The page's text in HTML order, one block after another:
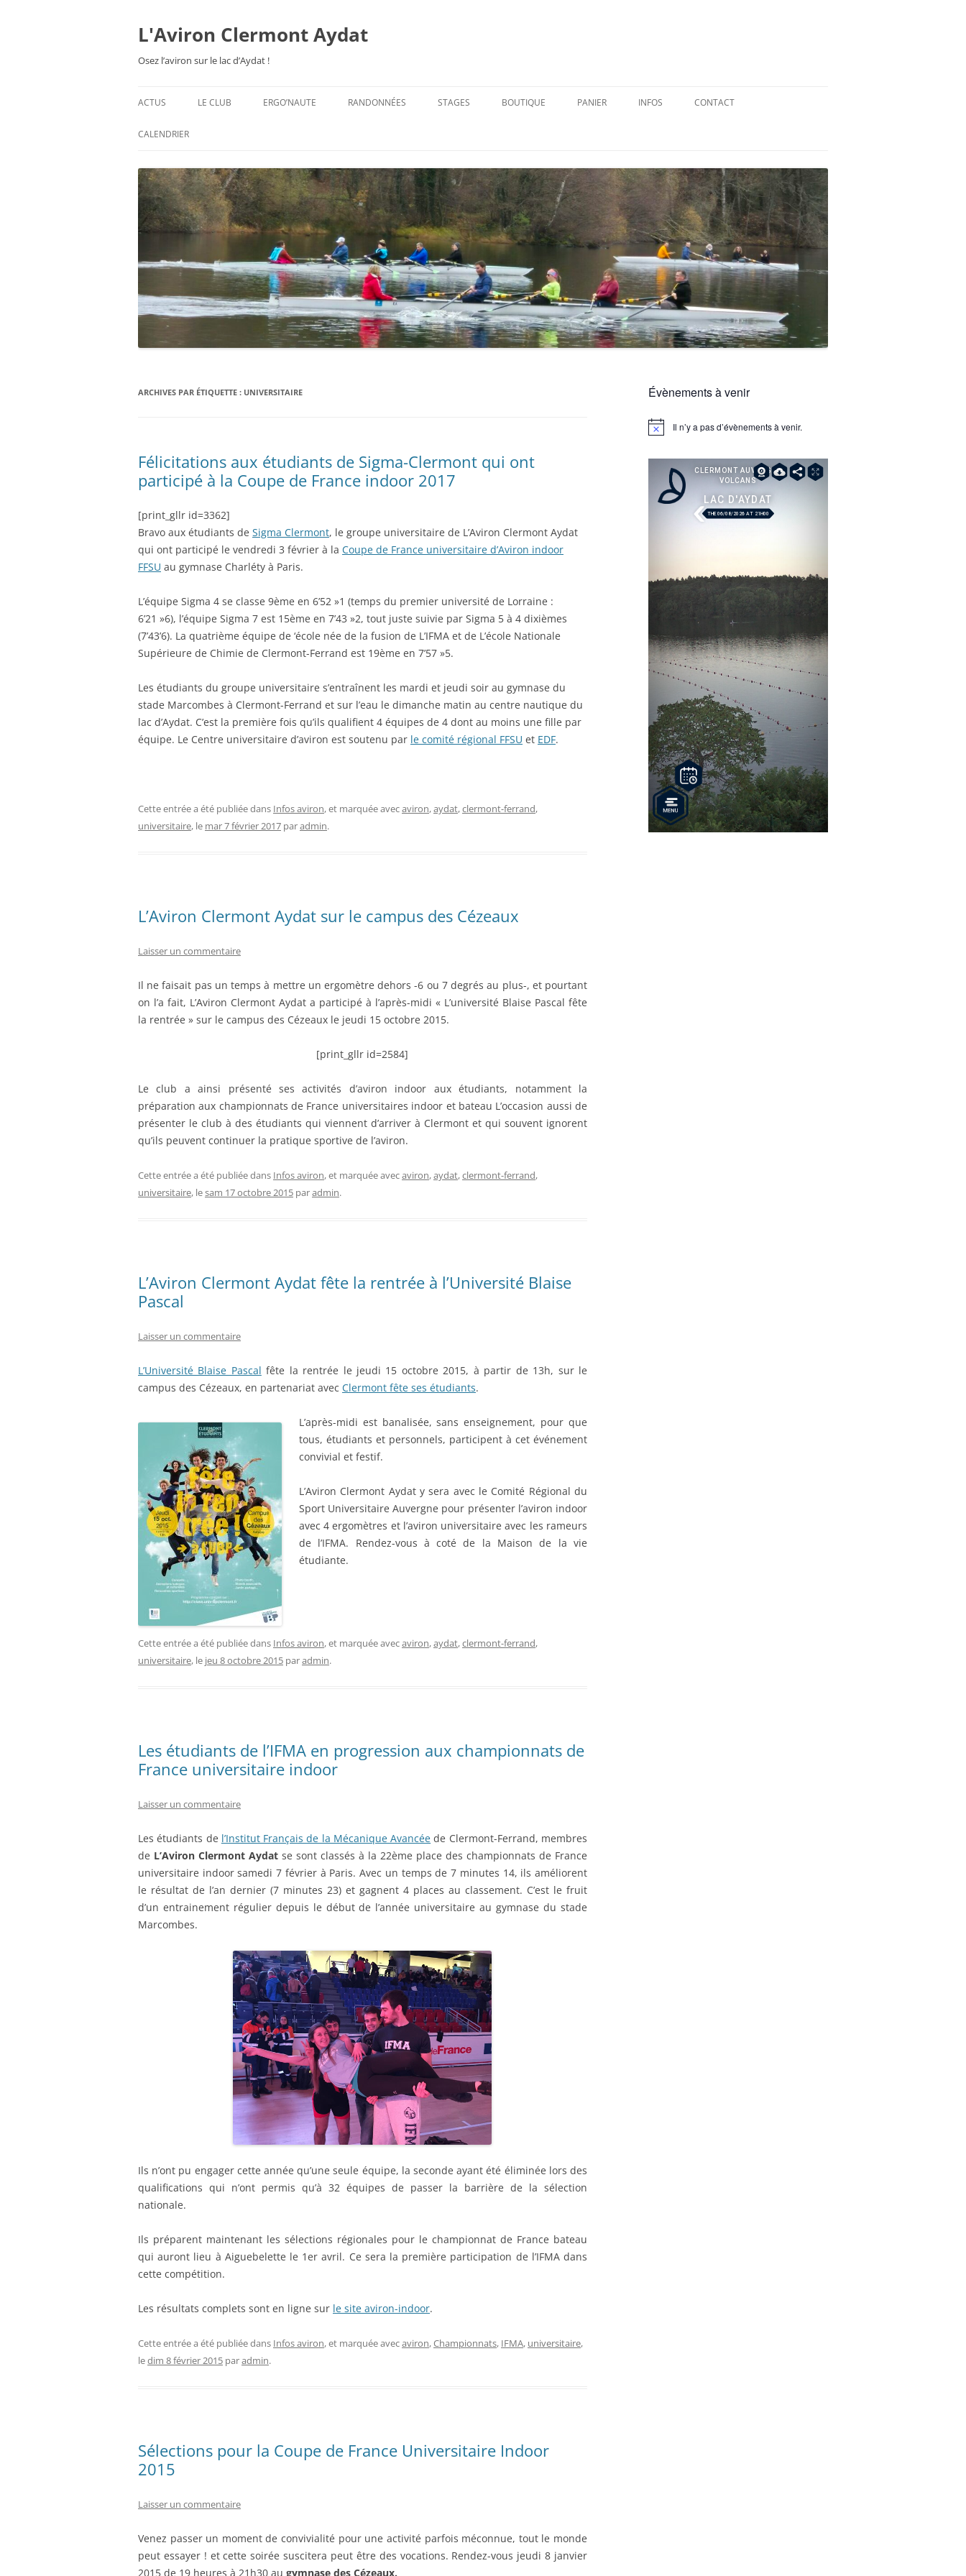
L'Aviron Clermont Aydat
Osez l’aviron sur le lac d’Aydat !
ACTUS LE CLUB
ESPACE ADHÉSION
TARIFS 2026-27
ERGO’NAUTE RANDONNÉES STAGES BOUTIQUE PANIER INFOS
RÉGLEMENT INTÉRIEUR
RÉGLEMENT DE LA FFA
MENTIONS LÉGALES
PARTENAIRES
CONTACT
CALENDRIER
ARCHIVES PAR ÉTIQUETTE : UNIVERSITAIRE
Félicitations aux étudiants de Sigma-Clermont qui ont
participé à la Coupe de France indoor 2017
[print_gllr id=3362]
Bravo aux étudiants de Sigma Clermont, le groupe universitaire de L’Aviron Clermont Aydat
qui ont participé le vendredi 3 février à la Coupe de France universitaire d’Aviron indoor
FFSU au gymnase Charléty à Paris.
L’équipe Sigma 4 se classe 9ème en 6’52 »1 (temps du premier université de Lorraine :
6’21 »6), l’équipe Sigma 7 est 15ème en 7’43 »2, tout juste suivie par Sigma 5 à 4 dixièmes
(7’43’6). La quatrième équipe de ‘école née de la fusion de L’IFMA et de L’école Nationale
Supérieure de Chimie de Clermont-Ferrand est 19ème en 7’57 »5.
Les étudiants du groupe universitaire s’entraînent les mardi et jeudi soir au gymnase du
stade Marcombes à Clermont-Ferrand et sur l’eau le dimanche matin au centre nautique du
lac d’Aydat. C’est la première fois qu’ils qualifient 4 équipes de 4 dont au moins une fille par
équipe. Le Centre universitaire d’aviron est soutenu par le comité régional FFSU et EDF.
Cette entrée a été publiée dans Infos aviron, et marquée avecaviron,aydat,clermont-ferrand,
universitaire, le mar 7 février 2017 paradmin.
L’Aviron Clermont Aydat sur le campus des Cézeaux
Laisser un commentaire
Il ne faisait pas un temps à mettre un ergomètre dehors -6 ou 7 degrés au plus-, et pourtant
on l’a fait, L’Aviron Clermont Aydat a participé à l’après-midi « L’université Blaise Pascal fête
la rentrée » sur le campus des Cézeaux le jeudi 15 octobre 2015.
[print_gllr id=2584]
Le club a ainsi présenté ses activités d’aviron indoor aux étudiants, notamment la
préparation aux championnats de France universitaires indoor et bateau L’occasion aussi de
présenter le club à des étudiants qui viennent d’arriver à Clermont et qui souvent ignorent
qu’ils peuvent continuer la pratique sportive de l’aviron.
Cette entrée a été publiée dans Infos aviron, et marquée avecaviron,aydat,clermont-ferrand,
universitaire, lesam 17 octobre 2015 paradmin.
L’Aviron Clermont Aydat fête la rentrée à l’Université Blaise
Pascal
Laisser un commentaire
L’Université Blaise Pascal fête la rentrée le jeudi 15 octobre 2015, à partir de 13h, sur le
campus des Cézeaux, en partenariat avec Clermont fête ses étudiants.
L’après-midi est banalisée, sans enseignement, pour que
tous, étudiants et personnels, participent à cet événement
convivial et festif.
L’Aviron Clermont Aydat y sera avec le Comité Régional du
Sport Universitaire Auvergne pour présenter l’aviron indoor
avec 4 ergomètres et l’aviron universitaire avec les rameurs
de l’IFMA. Rendez-vous à coté de la Maison de la vie
étudiante.
Cette entrée a été publiée dans Infos aviron, et marquée avecaviron,aydat,clermont-ferrand,
universitaire, le jeu 8 octobre 2015 paradmin.
Les étudiants de l’IFMA en progression aux championnats de
France universitaire indoor
Laisser un commentaire
Les étudiants de l’Institut Français de la Mécanique Avancée de Clermont-Ferrand, membres
de L’Aviron Clermont Aydat se sont classés à la 22ème place des championnats de France
universitaire indoor samedi 7 février à Paris. Avec un temps de 7 minutes 14, ils améliorent
le résultat de l’an dernier (7 minutes 23) et gagnent 4 places au classement. C’est le fruit
d’un entrainement régulier depuis le début de l’année universitaire au gymnase du stade
Marcombes.
Ils n’ont pu engager cette année qu’une seule équipe, la seconde ayant été éliminée lors des
qualifications qui n’ont permis qu’à 32 équipes de passer la barrière de la sélection
nationale.
Ils préparent maintenant les sélections régionales pour le championnat de France bateau
qui auront lieu à Aiguebelette le 1er avril. Ce sera la première participation de l’IFMA dans
cette compétition.
Les résultats complets sont en ligne sur le site aviron-indoor.
Cette entrée a été publiée dans Infos aviron, et marquée avecaviron,Championnats, IFMA, universitaire,
ledim 8 février 2015 paradmin.
Sélections pour la Coupe de France Universitaire Indoor
2015
Laisser un commentaire
Venez passer un moment de convivialité pour une activité parfois méconnue, tout le monde
peut essayer ! et cette soirée suscitera peut être des vocations. Rendez-vous jeudi 8 janvier
2015 de 19 heures à 21h30 au gymnase des Cézeaux.
Évènements à venir
Notice Il n’y a pas d’évènements à venir.